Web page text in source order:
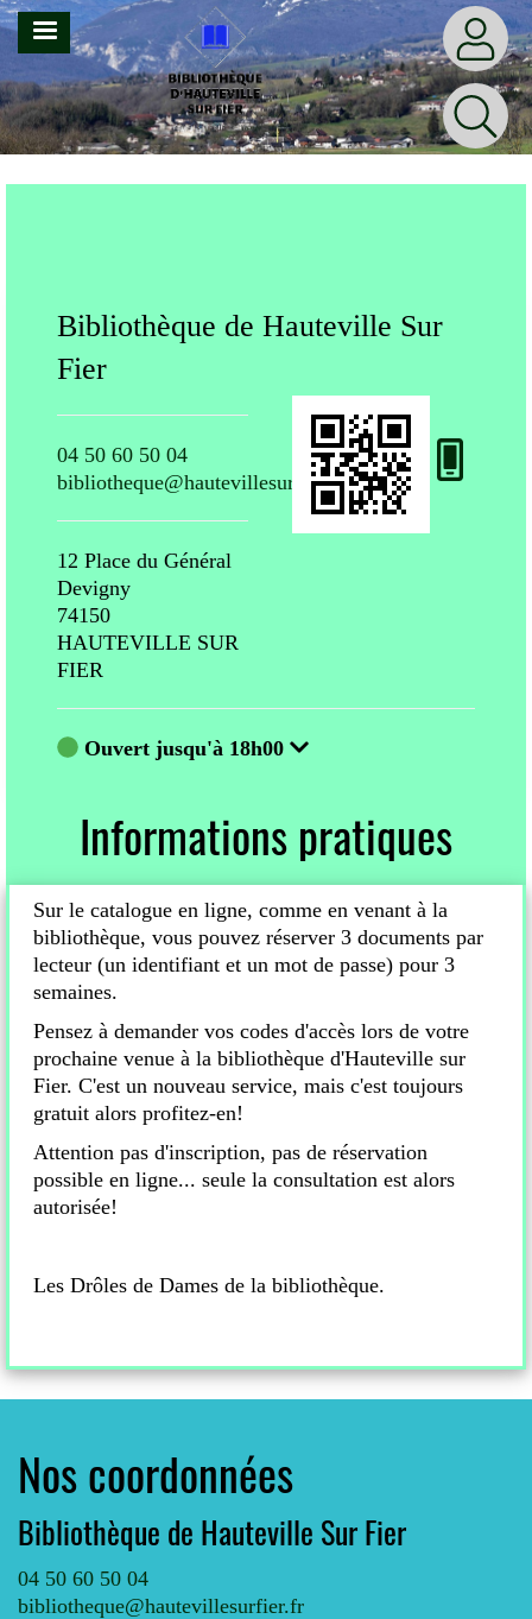
Aller
contenu
principal
MENU
Bibliothèque de Hauteville Sur
Fier
04 50 60 50 04
bibliotheque@hautevillesurfier.fr
12 Place du Général
Devigny
74150
HAUTEVILLE SUR
FIER
Ouvert jusqu'à 18h00
Informations pratiques
Sur le catalogue en ligne, comme en venant à la
bibliothèque, vous pouvez réserver 3 documents par
lecteur (un identifiant et un mot de passe) pour 3
semaines.
Pensez à demander vos codes d'accès lors de votre
prochaine venue à la bibliothèque d'Hauteville sur
Fier. C'est un nouveau service, mais c'est toujours
gratuit alors profitez-en!
Attention pas d'inscription, pas de réservation
possible en ligne... seule la consultation est alors
autorisée!
Les Drôles de Dames de la bibliothèque.
Nos coordonnées
Bibliothèque de Hauteville Sur Fier
04 50 60 50 04
bibliotheque@hautevillesurfier.fr